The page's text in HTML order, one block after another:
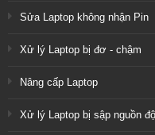
Sửa Laptop không nhận Pin
Xử lý Laptop bị đơ - chậm
Nâng cấp Laptop
Xử lý Laptop bị sập nguồn